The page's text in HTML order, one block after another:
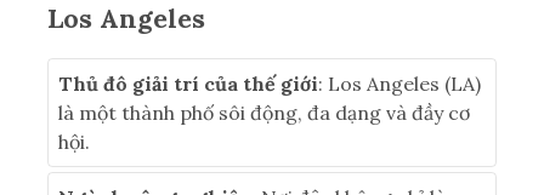
Los Angeles
Thủ đô giải trí của thế giới: Los Angeles (LA)
là một thành phố sôi động, đa dạng và đầy cơ
hội.